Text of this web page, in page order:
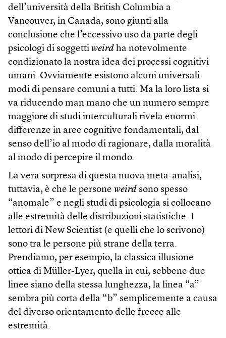
dell’università della British Columbia a
Vancouver, in Canada, sono giunti alla
conclusione che l’eccessivo uso da parte degli
psicologi di soggetti weird ha notevolmente
condizionato la nostra idea dei processi cognitivi
umani. Ovviamente esistono alcuni universali
modi di pensare comuni a tutti. Ma la loro lista si
va riducendo man mano che un numero sempre
maggiore di studi interculturali rivela enormi
differenze in aree cognitive fondamentali, dal
senso dell’io al modo di ragionare, dalla moralità
al modo di percepire il mondo.
La vera sorpresa di questa nuova meta-analisi,
tuttavia, è che le persone weird sono spesso
“anomale” e negli studi di psicologia si collocano
alle estremità delle distribuzioni statistiche. I
lettori di New Scientist (e quelli che lo scrivono)
sono tra le persone più strane della terra.
Prendiamo, per esempio, la classica illusione
ottica di Müller-Lyer, quella in cui, sebbene due
linee siano della stessa lunghezza, la linea “a”
sembra più corta della “b” semplicemente a causa
del diverso orientamento delle frecce alle
estremità.